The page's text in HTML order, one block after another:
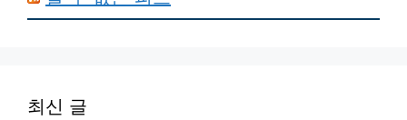
최신 글